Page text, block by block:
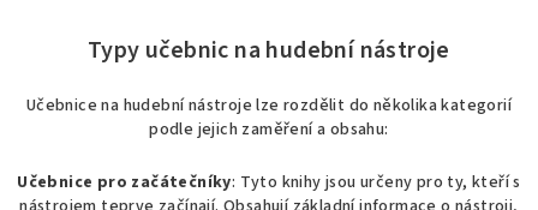
Typy učebnic na hudební nástroje
Učebnice na hudební nástroje lze rozdělit do několika kategorií
podle jejich zaměření a obsahu:
Učebnice pro začátečníky: Tyto knihy jsou určeny pro ty, kteří s